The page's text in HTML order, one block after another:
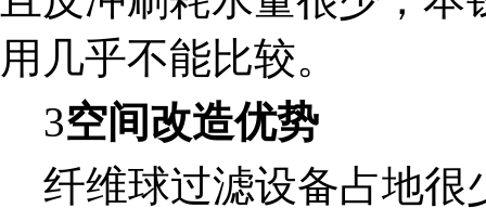
用几乎不能比较。
3空间改造优势
纤维球过滤设备占地很